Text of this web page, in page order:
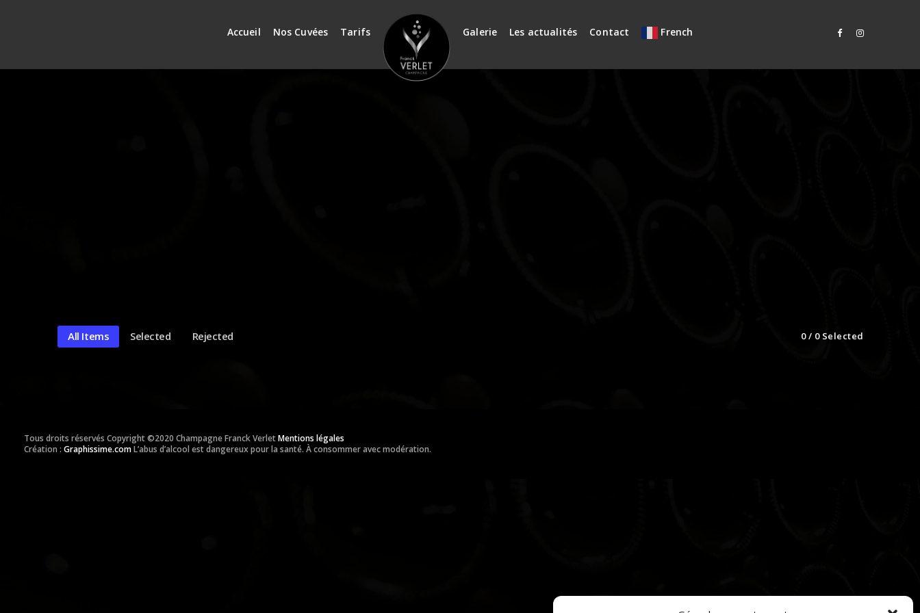
Accueil Nos Cuvées Tarifs Galerie Les actualités Contact French
All Items Selected Rejected 0/ 0Selected
Tous droits réservés Copyright ©2020 Champagne Franck VerletMentions légales
Création : Graphissime.comL’abus d’alcool est dangereux pour la santé. À consommer avec modération.